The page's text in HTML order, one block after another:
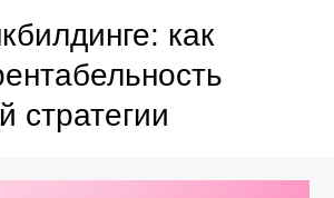
как
стратегии